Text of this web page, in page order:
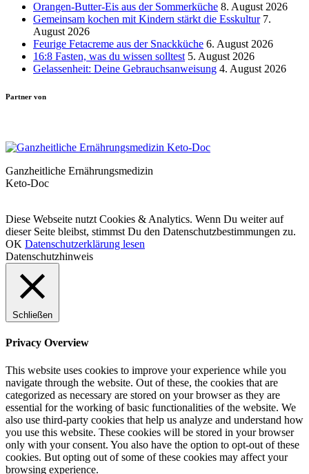
Orangen-Butter-Eis aus der Sommerküche 8. August 2026
Gemeinsam kochen mit Kindern stärkt die Esskultur 7.
August 2026
Feurige Fetacreme aus der Snackküche 6. August 2026
16:8 Fasten, was du wissen solltest 5. August 2026
Gelassenheit: Deine Gebrauchsanweisung 4. August 2026
Partner von
Ganzheitliche Ernährungsmedizin
Keto-Doc
Diese Webseite nutzt Cookies & Analytics. Wenn Du weiter auf
dieser Seite bleibst, stimmst Du den Datenschutzbestimmungen zu.
OK Datenschutzerklärung lesen
Datenschutzhinweis
Schließen
Privacy Overview
This website uses cookies to improve your experience while you
navigate through the website. Out of these, the cookies that are
categorized as necessary are stored on your browser as they are
essential for the working of basic functionalities of the website. We
also use third-party cookies that help us analyze and understand how
you use this website. These cookies will be stored in your browser
only with your consent. You also have the option to opt-out of these
cookies. But opting out of some of these cookies may affect your
browsing experience.